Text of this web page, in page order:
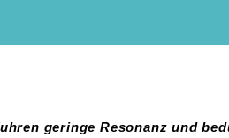
geringe Resonanz und